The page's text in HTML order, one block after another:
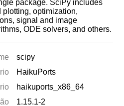
package. SciPy includes
plotting, optimization,
signal and image
ODE solvers, and others.
scipy
HaikuPorts
haikuports_x86_64
1.15.1-2